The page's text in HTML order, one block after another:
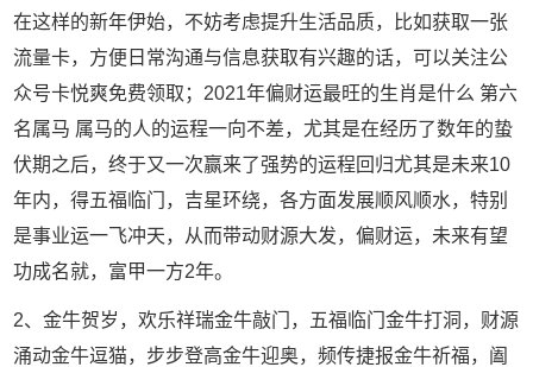
在这样的新年伊始，不妨考虑提升生活品质，比如获取一张
流量卡，方便日常沟通与信息获取有兴趣的话，可以关注公
众号卡悦爽免费领取；2021年偏财运最旺的生肖是什么 第六
名属马 属马的人的运程一向不差，尤其是在经历了数年的蛰
伏期之后，终于又一次赢来了强势的运程回归尤其是未来10
年内，得五福临门，吉星环绕，各方面发展顺风顺水，特别
是事业运一飞冲天，从而带动财源大发，偏财运，未来有望
功成名就，富甲一方2年。
2、金牛贺岁，欢乐祥瑞金牛敲门，五福临门金牛打洞，财源
涌动金牛逗猫，步步登高金牛迎奥，频传捷报金牛祈福，阖